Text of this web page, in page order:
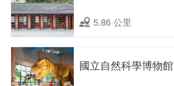
5.86 公里
國立自然科學博物館